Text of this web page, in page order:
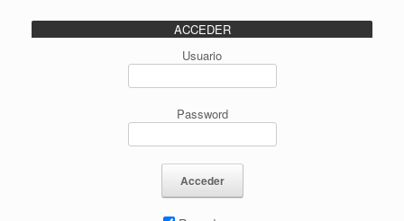
ACCEDER
Usuario
Password